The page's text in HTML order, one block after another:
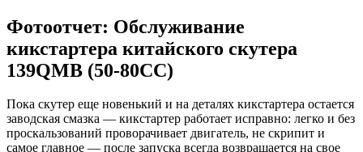
Фотоотчет: Обслуживание
кикстартера китайского скутера
139QMB (50-80CC)
Пока скутер еще новенький и на деталях кикстартера остается
заводская смазка — кикстартер работает исправно: легко и без
проскальзований проворачивает двигатель, не скрипит и
самое главное — после запуска всегда возвращается на свое